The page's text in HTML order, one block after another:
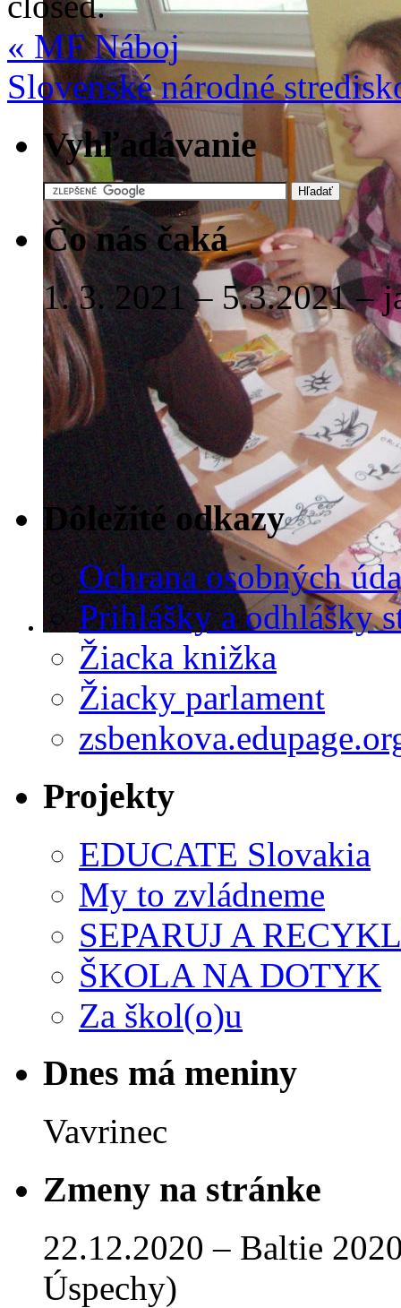
« MF Náboj
Slovenské národné
Vyhľadávanie
Čo nás čaká
1. 3. 2021 – 5.3.2021 –
Dôležité odkazy
Ochrana osobných
Prihlášky a odhlášky
Žiacka knižka
Žiacky parlament
Projekty
EDUCATE Slovakia
My to zvládneme
SEPARUJ A
ŠKOLA NA DOTYK
Za škol(o)u
Dnes má meniny
Vavrinec
Zmeny na stránke
22.12.2020 – Baltie
Úspechy)